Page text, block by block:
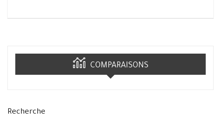
COMPARAISONS
Recherche